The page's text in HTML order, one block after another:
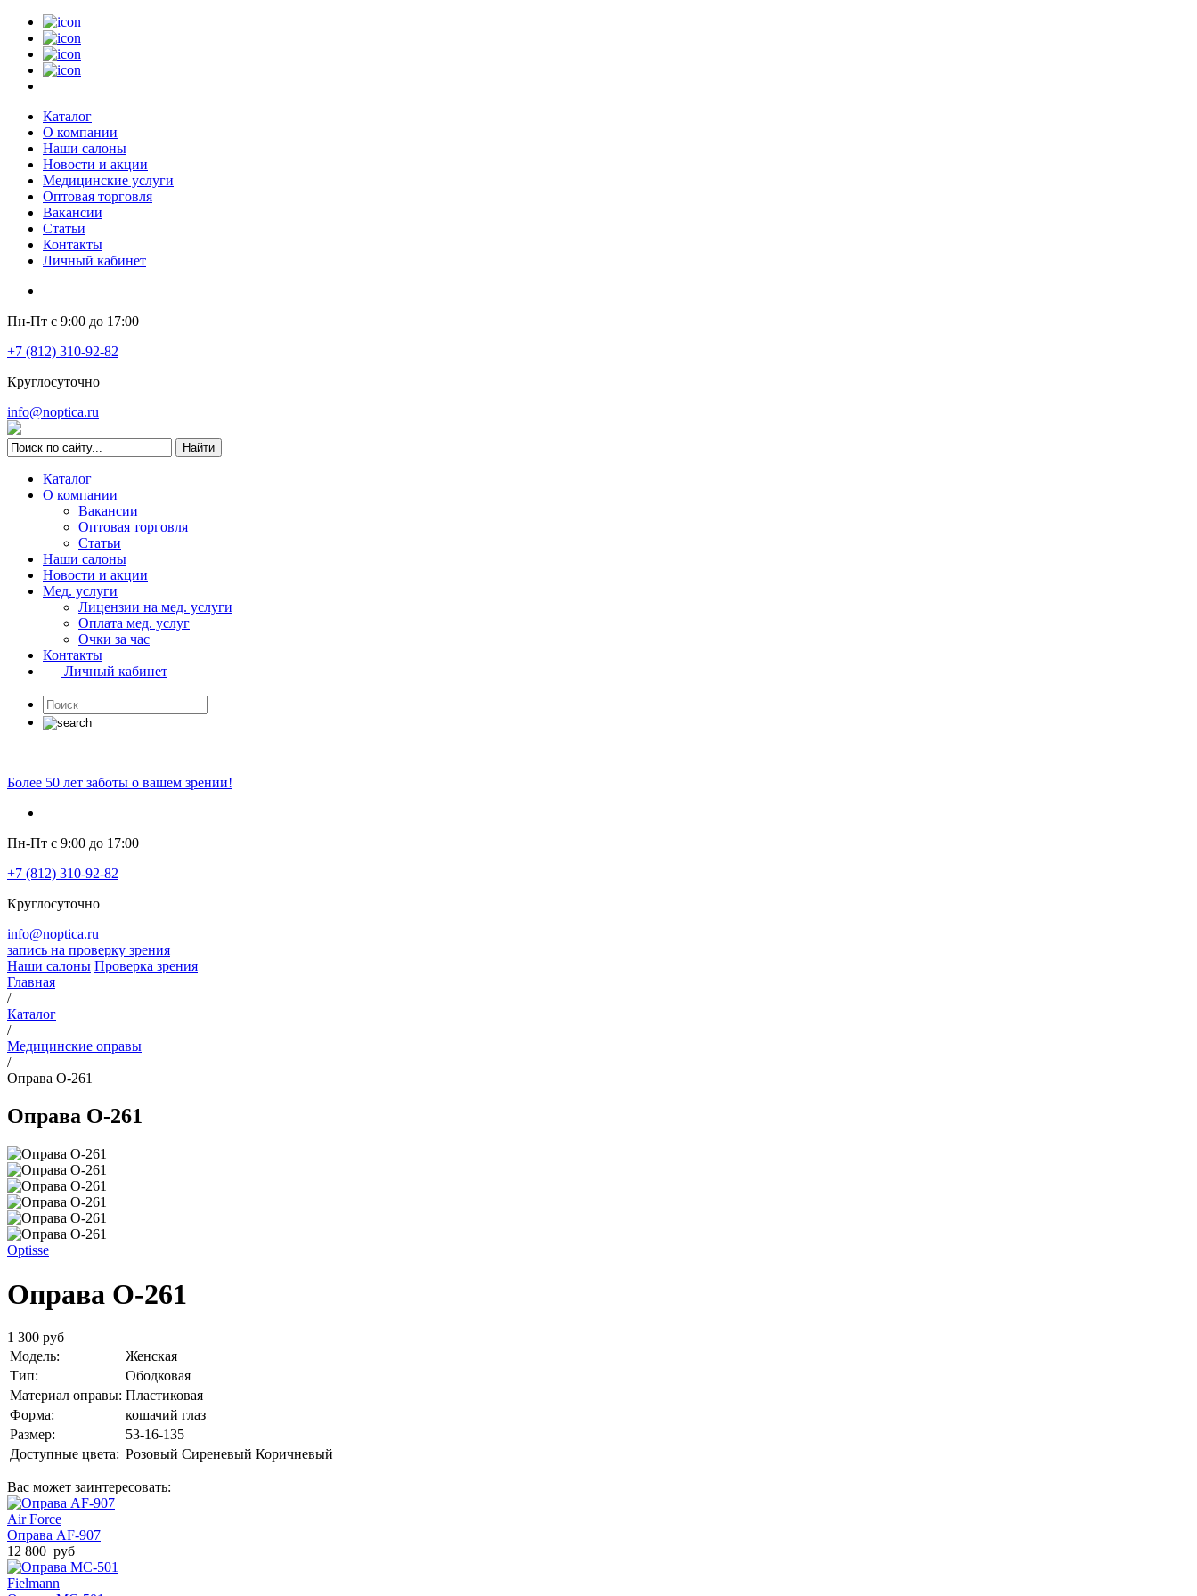
Каталог
О компании
Наши салоны
Новости и акции
Медицинские услуги
Оптовая торговля
Вакансии
Статьи
Контакты
Личный кабинет
Пн-Пт с 9:00 до 17:00
+7 (812) 310-92-82
Круглосуточно
info@noptica.ru
Каталог
О компании
Вакансии
Оптовая торговля
Статьи
Наши салоны
Новости и акции
Мед. услуги
Лицензии на мед. услуги
Оплата мед. услуг
Очки за час
Контакты
Личный кабинет
Более 50 лет заботы о вашем зрении!
Пн-Пт с 9:00 до 17:00
+7 (812) 310-92-82
Круглосуточно
info@noptica.ru
запись на проверку зрения
Наши салоны Проверка зрения
Главная
/
Каталог
/
Медицинские оправы
/
Оправа O-261
Оправа O-261
Optisse
Оправа O-261
1 300 руб
Модель:
Женская
Тип:
Ободковая
Материал оправы: Пластиковая
Форма:
кошачий глаз
Размер:
53-16-135
Доступные цвета: Розовый Сиреневый Коричневый
Вас может заинтересовать:
Air Force
Оправа AF-907
12 800 руб
Fielmann